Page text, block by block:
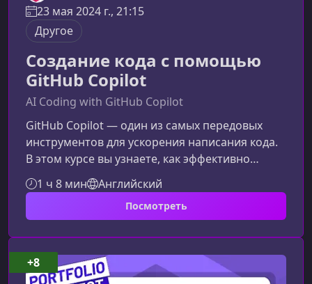
23 мая 2024 г., 21:15
Другое
Создание кода с помощью
GitHub Copilot
AI Coding with GitHub Copilot
GitHub Copilot — один из самых передовых
инструментов для ускорения написания кода.
В этом курсе вы узнаете, как эффективно
использовать возможности ИИ‑ассистента,
чтобы повысить продуктивность, улучшить
качество кода и оптимизировать рабочие
и как он работаетGitHub Copilot — это
интеллектуальный помощник программиста,
который анализирует ваш контекст,
1 ч 8 мин Английский
Посмотреть
+8